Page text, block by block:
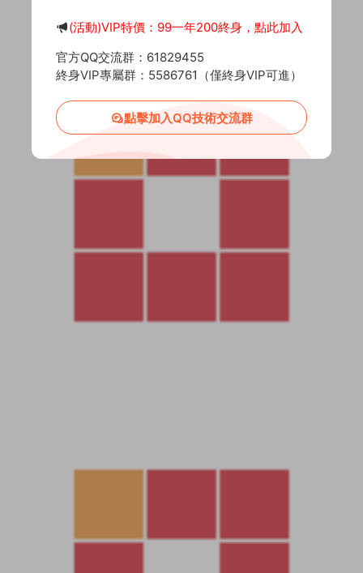
(活動)VIP特價：99一年200終身，點此加入
官方QQ交流群：61829455
終身VIP專屬群：5586761（僅終身VIP可進）
點擊加入QQ技術交流群